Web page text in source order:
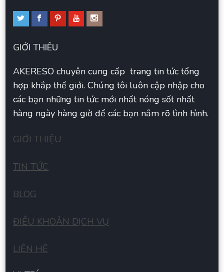
GIỚI THIÊU
AKERESO chuyên cung cấp trang tin tức tổng
hợp khắp thế giới. Chúng tôi luôn cập nhập cho
các bạn những tin tức mới nhất nóng sốt nhất
hàng ngày hàng giờ để các bạn nắm rõ tình hình.
GIỚI THIỆU
TIN TỨC
BLOG
ĐIỀU KHOẢN DỊCH VỤ
LIÊN HÊ